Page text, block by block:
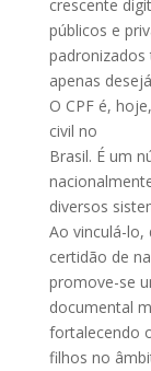
crescente
públicos e
apenas
O CPF é,
civil no
Brasil. É um
diversos
Ao vinculá-lo,
certidão de
promove-se
documental
fortalecendo
filhos no